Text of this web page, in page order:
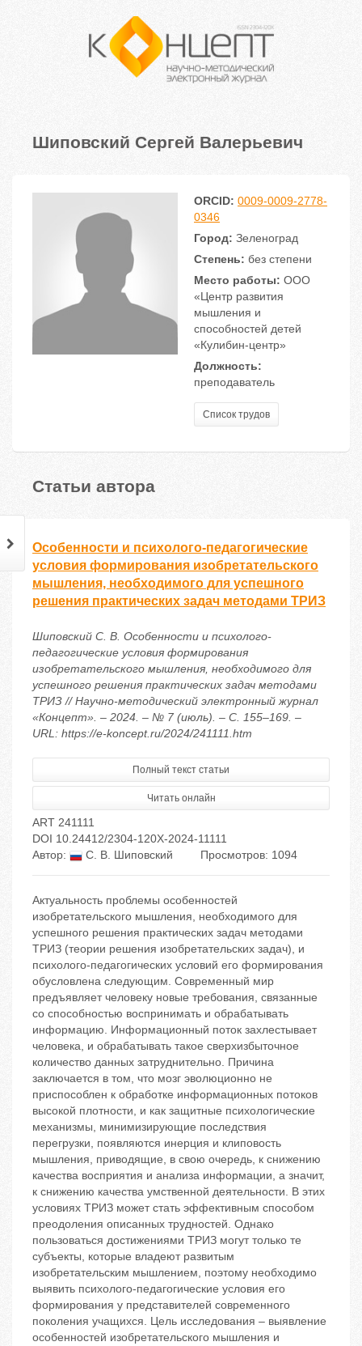
Шиповский Сергей Валерьевич
ORCID: 0009-0009-2778-
0346
Город: Зеленоград
Степень: без степени
Место работы: ООО
«Центр развития
мышления и
способностей детей
«Кулибин-центр»
Должность:
преподаватель
Список трудов
Статьи автора
Особенности и психолого-педагогические
условия формирования изобретательского
мышления, необходимого для успешного
решения практических задач методами ТРИЗ
Шиповский С. В. Особенности и психолого-
педагогические условия формирования
изобретательского мышления, необходимого для
успешного решения практических задач методами
ТРИЗ // Научно-методический электронный журнал
«Концепт». – 2024. – № 7 (июль). – С. 155–169. –
URL: https://e-koncept.ru/2024/241111.htm
Полный текст статьи
Читать онлайн
ART 241111
DOI 10.24412/2304-120X-2024-11111
Автор:
С. В. Шиповский Просмотров: 1094
Актуальность проблемы особенностей
изобретательского мышления, необходимого для
успешного решения практических задач методами
ТРИЗ (теории решения изобретательских задач), и
психолого-педагогических условий его формирования
обусловлена следующим. Современный мир
предъявляет человеку новые требования, связанные
со способностью воспринимать и обрабатывать
информацию. Информационный поток захлестывает
человека, и обрабатывать такое сверхизбыточное
количество данных затруднительно. Причина
заключается в том, что мозг эволюционно не
приспособлен к обработке информационных потоков
высокой плотности, и как защитные психологические
механизмы, минимизирующие последствия
перегрузки, появляются инерция и клиповость
мышления, приводящие, в свою очередь, к снижению
качества восприятия и анализа информации, а значит,
к снижению качества умственной деятельности. В этих
условиях ТРИЗ может стать эффективным способом
преодоления описанных трудностей. Однако
пользоваться достижениями ТРИЗ могут только те
субъекты, которые владеют развитым
изобретательским мышлением, поэтому необходимо
выявить психолого-педагогические условия его
формирования у представителей современного
поколения учащихся. Цель исследования – выявление
особенностей изобретательского мышления и